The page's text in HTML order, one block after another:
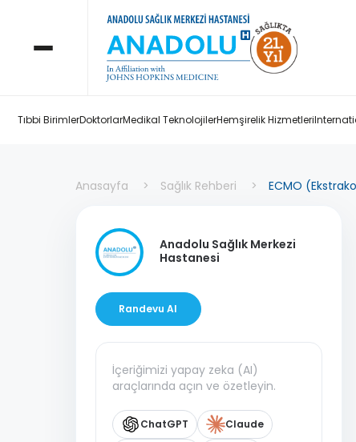
Tıbbi BirimlerDoktorlarMedikal TeknolojilerHemşirelik Hizmetleri
Anasayfa Sağlık Rehberi ECMO
Anadolu Sağlık Merkezi
Hastanesi
Randevu Al
İçeriğimizi yapay zeka (AI)
araçlarında açın ve özetleyin.
ChatGPT Claude